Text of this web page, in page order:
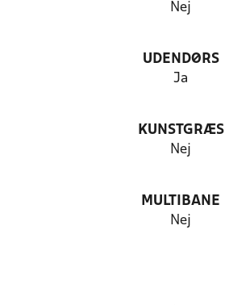
Nej
UDENDØRS
Ja
KUNSTGRÆS
Nej
MULTIBANE
Nej